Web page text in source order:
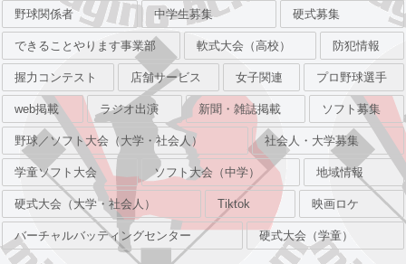
野球関係者 中学生募集 硬式募集
できることやります事業部 軟式大会（高校） 防犯情報
握力コンテスト 店舗サービス 女子関連 プロ野球選手
web掲載 ラジオ出演 新聞・雑誌掲載 ソフト募集
野球／ソフト大会（大学・社会人） 社会人・大学募集
学童ソフト大会 ソフト大会（中学） 地域情報
硬式大会（大学・社会人） Tiktok 映画ロケ
バーチャルバッティングセンター 硬式大会（学童）